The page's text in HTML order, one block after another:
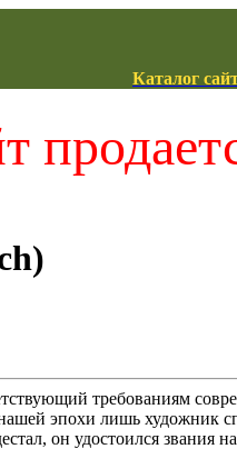
Каталог
требованиям
эпохи лишь художник
он удостоился